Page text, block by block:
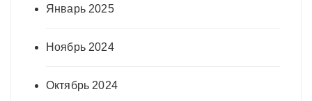
Январь 2025
Ноябрь 2024
Октябрь 2024